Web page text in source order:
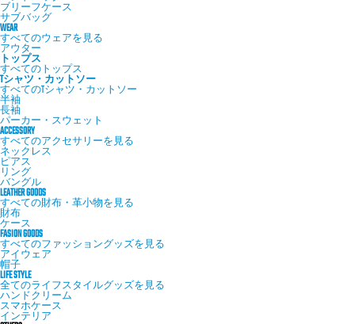
ブリーフケース
サブバッグ
WEAR
すべてのウェアを見る
アウター
トップス
すべてのトップス
Tシャツ・カットソー
すべてのTシャツ・カットソー
半袖
長袖
パーカー・スウェット
ACCESSORY
すべてのアクセサリーを見る
ネックレス
ピアス
リング
バングル
LEATHER GOODS
すべての財布・革小物を見る
財布
ケース
FASION GOODS
すべてのファッショングッズを見る
アイウェア
帽子
LIFE STYLE
全てのライフスタイルグッズを見る
ハンドクリーム
スマホケース
インテリア